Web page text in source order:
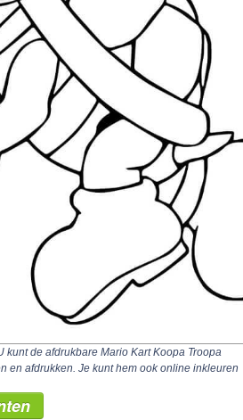
kunt de afdrukbare Mario Kart Koopa Troopa
en afdrukken. Je kunt hem ook online inkleuren